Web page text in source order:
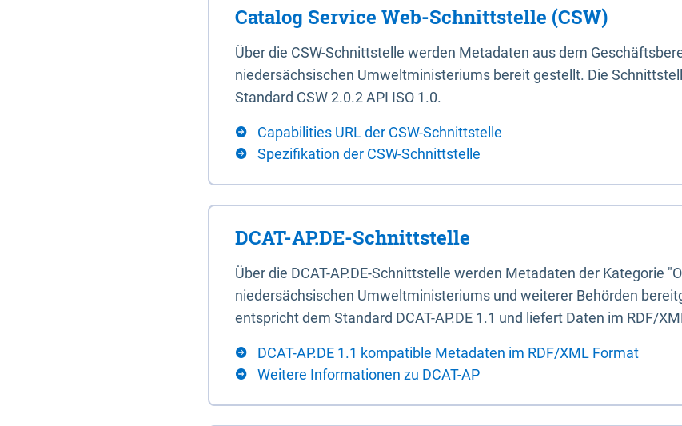
Catalog Service Web-Schnittstelle (CSW)
Über die CSW-Schnittstelle werden Metadaten aus dem
niedersächsischen Umweltministeriums bereit gestellt. Die
Standard CSW 2.0.2 API ISO 1.0.
Capabilities URL der CSW-Schnittstelle
Spezifikation der CSW-Schnittstelle
DCAT-AP.DE-Schnittstelle
Über die DCAT-AP.DE-Schnittstelle werden Metadaten der Kategorie
niedersächsischen Umweltministeriums und weiterer Behörden
entspricht dem Standard DCAT-AP.DE 1.1 und liefert Daten im RDF/
DCAT-AP.DE 1.1 kompatible Metadaten im RDF/XML Format
Weitere Informationen zu DCAT-AP